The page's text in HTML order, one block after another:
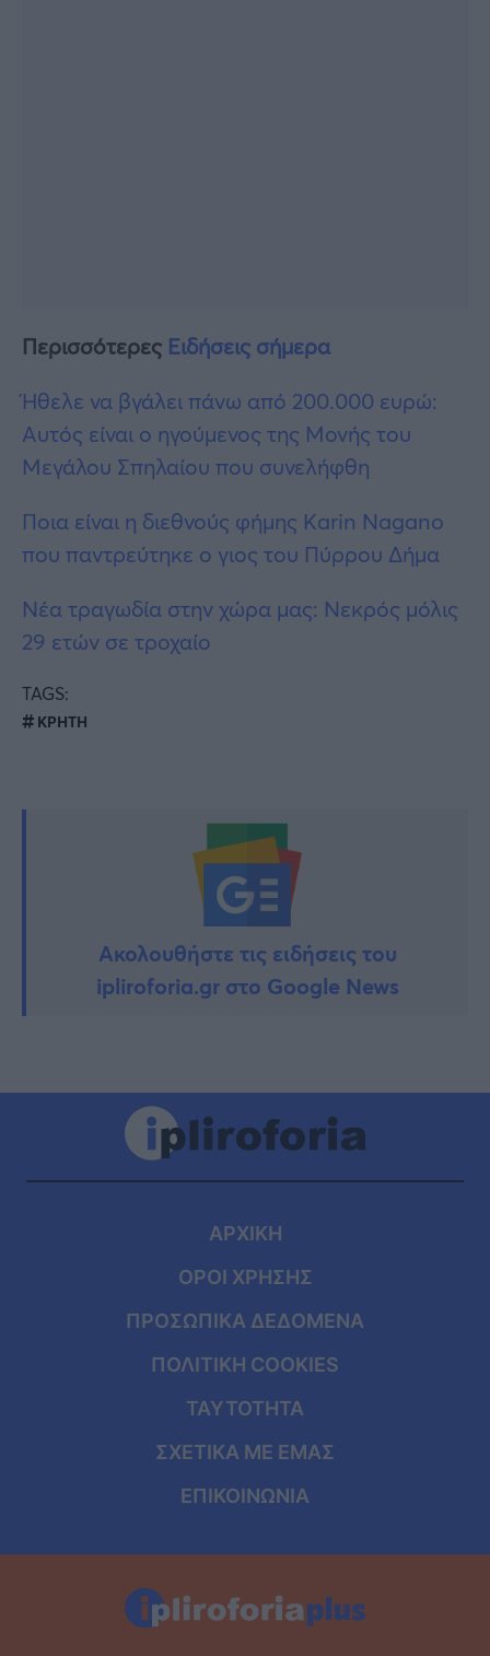
Περισσότερες Ειδήσεις σήμερα
Ήθελε να βγάλει πάνω από 200.000 ευρώ:
Αυτός είναι ο ηγούμενος της Μονής του
Μεγάλου Σπηλαίου που συνελήφθη
Ποια είναι η διεθνούς φήμης Karin Nagano
που παντρεύτηκε ο γιος του Πύρρου Δήμα
Νέα τραγωδία στην χώρα μας: Νεκρός μόλις
29 ετών σε τροχαίο
TAGS:
ΚΡΗΤΗ
Ακολουθήστε τις ειδήσεις του
ipliroforia.gr στο Google News
ΑΡΧΙΚΗ
ΟΡΟΙ ΧΡΗΣΗΣ
ΠΡΟΣΩΠΙΚΑ ΔΕΔΟΜΕΝΑ
ΠΟΛΙΤΙΚΗ COOKIES
ΤΑΥΤΟΤΗΤΑ
ΣΧΕΤΙΚΑ ΜΕ ΕΜΑΣ
ΕΠΙΚΟΙΝΩΝΙΑ